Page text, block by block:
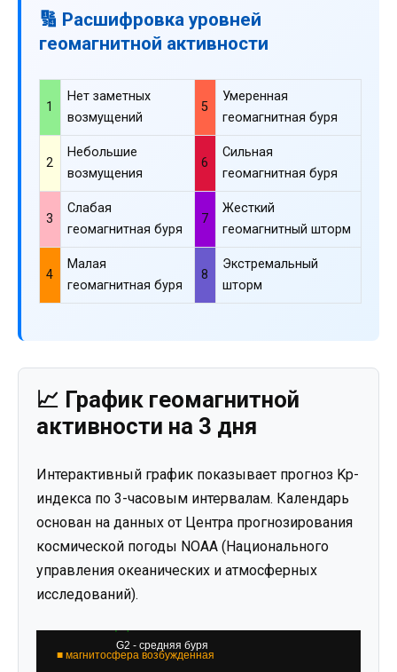
🔢 Расшифровка уровней
геомагнитной активности
1
Нет заметных
возмущений
5
Умеренная
геомагнитная буря
2
Небольшие
возмущения
6
Сильная
геомагнитная буря
3
Слабая
геомагнитная буря
7
Жесткий
геомагнитный шторм
4
Малая
геомагнитная буря
8
Экстремальный
шторм
📈 График геомагнитной
активности на 3 дня
Интерактивный график показывает прогноз Kp-
индекса по 3-часовым интервалам. Календарь
основан на данных от Центра прогнозирования
космической погоды NOAA (Национального
управления океанических и атмосферных
исследований).